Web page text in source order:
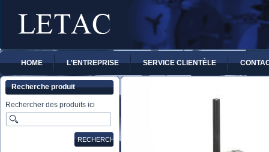
HOME L'ENTREPRISE SERVICE CLIENTÈLE
Recherche produit
Rechercher des produits ici